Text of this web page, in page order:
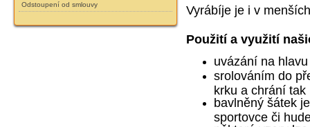
Odstoupení od smlouvy
Vyrábíje je i v
Použití a využití
uvázání na
srolováním do
krku a chrání tak
bavlněný šátek
sportovce či